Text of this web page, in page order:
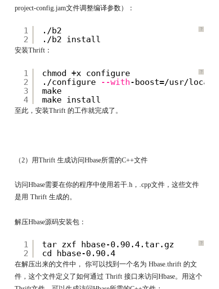
project-config.jam文件调整编译参数）：
?
1
2
./b2
./b2 install
安装Thrift：
?
1
2
3
4
chmod +x configure
./configure
--with -boost=/usr/local
make
make install
至此，安装Thrift 的工作就完成了。
（2）用Thrift 生成访问Hbase所需的C++文件
访问Hbase需要在你的程序中使用若干.h，.cpp文件，这些文件
是用 Thrift 生成的。
解压Hbase源码安装包：
?
1
2
tar zxf hbase-0.90.4.tar.gz
cd hbase-0.90.4
在解压出来的文件中， 你可以找到一个名为 Hbase.thrift 的文
件，这个文件定义了如何通过 Thrift 接口来访问Hbase。用这个